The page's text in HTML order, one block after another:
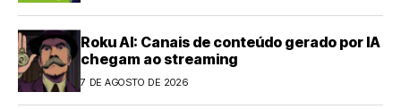
Roku AI: Canais de conteúdo gerado por IA
chegam ao streaming
7 DE AGOSTO DE 2026